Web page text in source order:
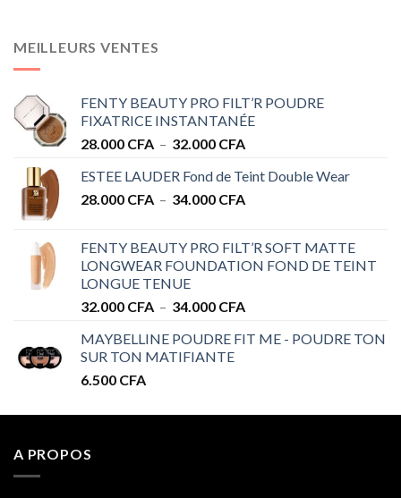
MEILLEURS VENTES
FENTY BEAUTY PRO FILT’R POUDRE
FIXATRICE INSTANTANÉE
28.000 CFA – 32.000 CFAPlage
prix :
28.000 CFA
ESTEE LAUDER Fond de Teint Double Wear
28.000 CFA – 34.000 CFAPlage
28.000 CFA
à
FENTY BEAUTY PRO FILT’R SOFT MATTE
LONGWEAR FOUNDATION FOND DE TEINT
LONGUE TENUE
32.000 CFA – 34.000 CFAPlage
prix :
MAYBELLINE POUDRE FIT ME - POUDRE TON
SUR TON MATIFIANTE
6.500 CFA
A PROPOS